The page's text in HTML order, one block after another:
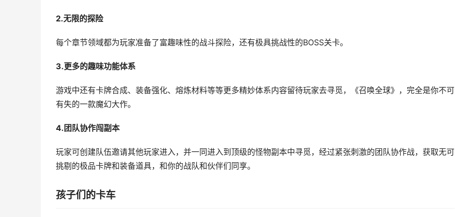
2.无限的探险
每个章节领域都为玩家准备了富趣味性的战斗探险，还有极具挑战性的BOSS关卡。
3.更多的趣味功能体系
游戏中还有卡牌合成、装备强化、熔炼材料等等更多精妙体系内容留待玩家去寻觅，《召唤全球》，完全是你不可
有失的一款魔幻大作。
4.团队协作闯副本
玩家可创建队伍邀请其他玩家进入，并一同进入到顶级的怪物副本中寻觅，经过紧张刺激的团队协作战，获取无可
挑剔的极品卡牌和装备道具，和你的战队和伙伴们同享。
孩子们的卡车